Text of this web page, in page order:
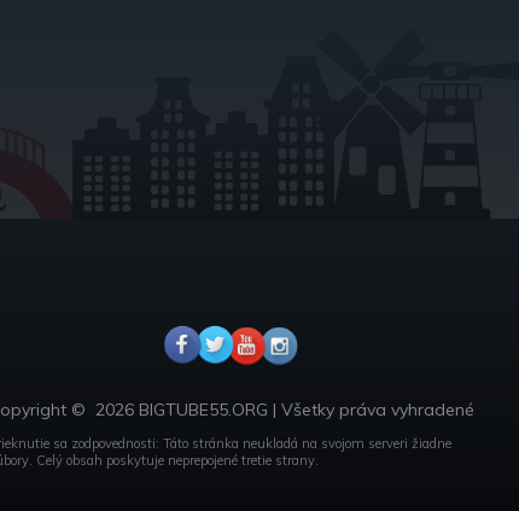
© 2026 BIGTUBE55.ORG | Všetky práva vyhradené
sa zodpovednosti: Táto stránka neukladá na svojom serveri žiadne
Celý obsah poskytuje neprepojené tretie strany.